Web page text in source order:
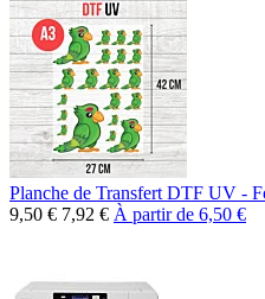
Planche de Transfert DTF UV -
9,50 € 7,92 € À partir de 6,50 €